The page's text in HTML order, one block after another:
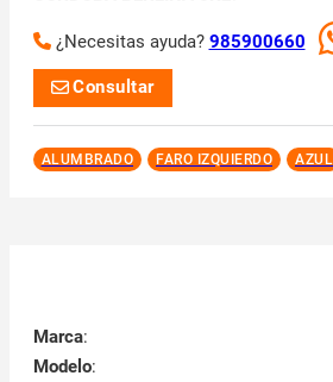
¿Necesitas ayuda? 985900660
Consultar
ALUMBRADO FARO IZQUIERDO AZUL
Marca:
Modelo: